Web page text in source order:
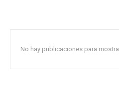
No hay publicaciones para